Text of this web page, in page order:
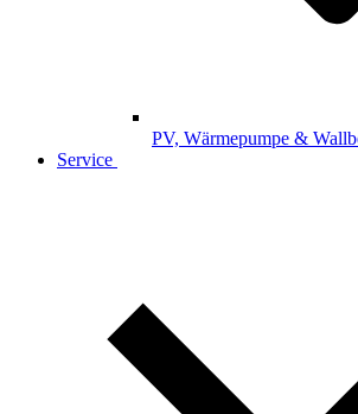
PV, Wärmepumpe &
Service